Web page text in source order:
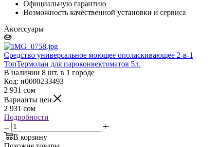
Официальную гарантию
Возможность качественной установки и сервиса
Аксессуары
Средство универсальное моющее ополаскивающее 2-в-1
ТопТермолан для пароконвектоматов 5л.
В наличии 8 шт. в 1 городе
Код: н0000233493
2 931 сом
Варианты цен
2 931 сом
Подробности
В корзину